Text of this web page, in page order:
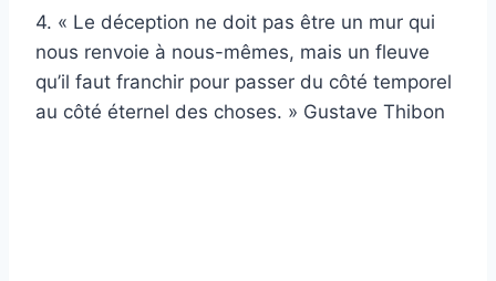
4. « Le déception ne doit pas être un mur qui
nous renvoie à nous-mêmes, mais un fleuve
qu’il faut franchir pour passer du côté temporel
au côté éternel des choses. » Gustave Thibon